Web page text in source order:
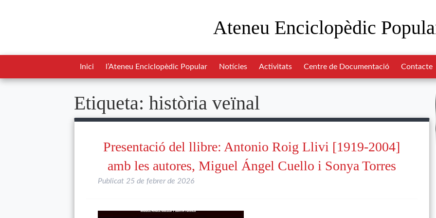
Ateneu Enciclopèdic
Inici l’Ateneu Enciclopèdic Popular Notícies Activitats Centre de Documentació Contacte
Etiqueta: història veïnal
Presentació del llibre: Antonio Roig Llivi [1919-2004]
amb les autores, Miguel Ángel Cuello i Sonya Torres
Publicat 25 de febrer de 2026